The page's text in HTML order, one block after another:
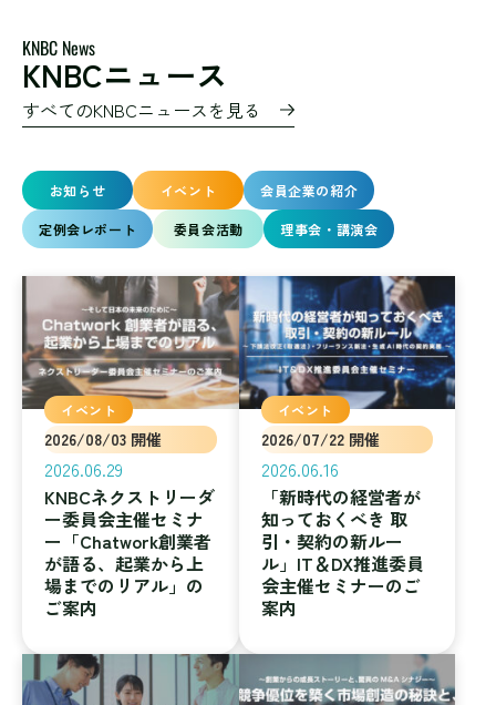
KNBC News
KNBCニュース
すべてのKNBCニュースを見る
お知らせ イベント 会員企業の紹介
定例会レポート 委員会活動 理事会・講演会
2026/08/03 開催
イベント
2026.06.29
KNBCネクストリーダ
ー委員会主催セミナ
ー「Chatwork創業者
が語る、起業から上
場までのリアル」の
ご案内
2026/07/22 開催
イベント
2026.06.16
「新時代の経営者が
知っておくべき 取
引・契約の新ルー
ル」IT＆DX推進委員
会主催セミナーのご
案内